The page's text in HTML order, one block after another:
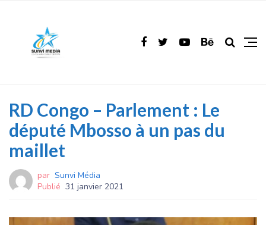
RD Congo – Parlement : Le
député Mbosso à un pas du
maillet
par Sunvi Média
Publié 31 janvier 2021